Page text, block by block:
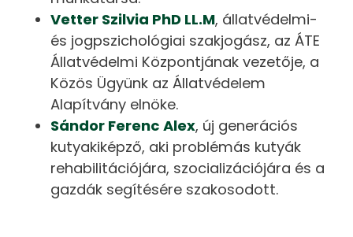
Vetter Szilvia PhD LL.M, állatvédelmi-
és jogpszichológiai szakjogász, az ÁTE
Állatvédelmi Központjának vezetője, a
Közös Ügyünk az Állatvédelem
Alapítvány elnöke.
Sándor Ferenc Alex, új generációs
kutyakiképző, aki problémás kutyák
rehabilitációjára, szocializációjára és a
gazdák segítésére szakosodott.